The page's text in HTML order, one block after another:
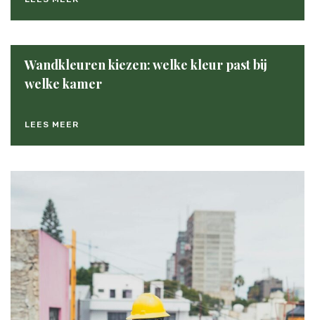
Wandkleuren kiezen: welke kleur past bij
welke kamer
LEES MEER